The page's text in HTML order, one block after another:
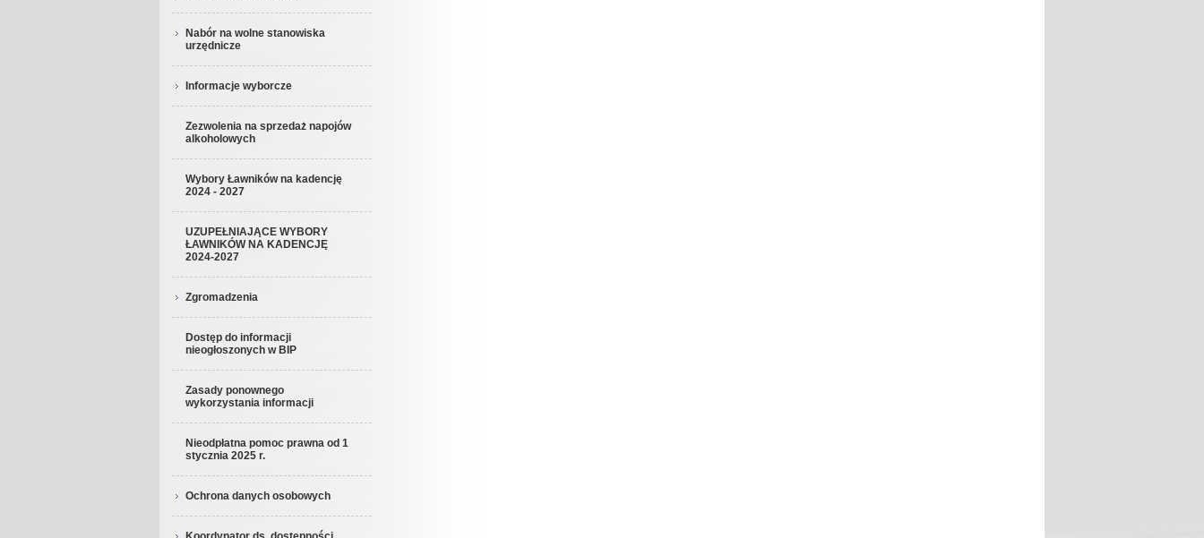
Nabór na wolne stanowiska
urzędnicze
Informacje wyborcze
Zezwolenia na sprzedaż napojów
alkoholowych
Wybory Ławników na kadencję
2024 - 2027
UZUPEŁNIAJĄCE WYBORY
ŁAWNIKÓW NA KADENCJĘ
2024-2027
Zgromadzenia
Dostęp do informacji
nieogłoszonych w BIP
Zasady ponownego
wykorzystania informacji
Nieodpłatna pomoc prawna od 1
stycznia 2025 r.
Ochrona danych osobowych